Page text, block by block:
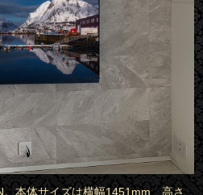
本体サイズは横幅1451mm、高さ